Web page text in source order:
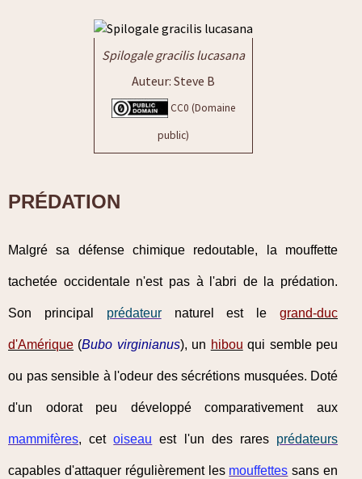
Spilogale gracilis lucasana
Auteur: Steve B
CC0 (Domaine
public)
PRÉDATION
Malgré sa défense chimique redoutable, la mouffette
tachetée occidentale n'est pas à l'abri de la prédation.
Son principal prédateurnaturel est legrand-duc
d'Amérique (Bubo virginianus), un hibou qui semble peu
ou pas sensible à l'odeur des sécrétions musquées. Doté
d'un odorat peu développé comparativement aux
mammifères, cetoiseau est l'un des rares prédateurs
capables d'attaquer régulièrement les mouffettes sans en